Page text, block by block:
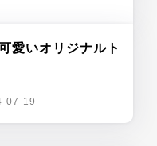
愛いオリジナルト
07-19